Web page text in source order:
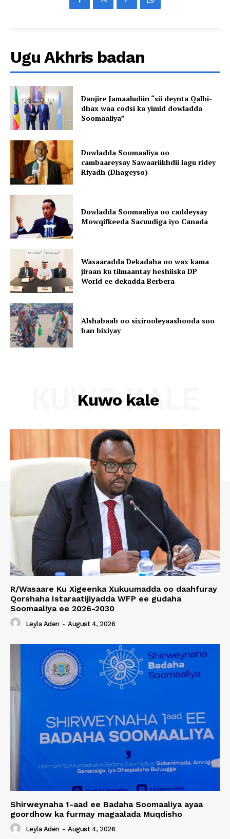
Ugu Akhris badan
Danjire Jamaaludiin “sii deynta Qalbi-
dhax waa codsi ka yimid dowladda
Soomaaliya”
Dowladda Soomaaliya oo
cambaareysay Sawaariikhdii lagu ridey
Riyadh (Dhageyso)
Dowladda Soomaaliya oo caddeysay
Mowqifkeeda Sacuudiga iyo Canada
Wasaaradda Dekadaha oo wax kama
jiraan ku tilmaantay heshiiska DP
World ee dekadda Berbera
Alshabaab oo sixirooleyaashooda soo
ban bixiyay
Kuwo kale
KUWO KALE
R/Wasaare Ku Xigeenka Xukuumadda oo daahfuray
Qorshaha Istaraatijiyadda WFP ee gudaha
Soomaaliya ee 2026-2030
Leyla Aden - August 4, 2026
Shirweynaha 1-aad ee Badaha Soomaaliya ayaa
goordhow ka furmay magaalada Muqdisho
Leyla Aden - August 4, 2026